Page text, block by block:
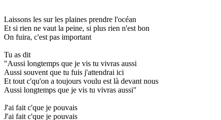
Laissons les sur les plaines prendre l'océan
Et si rien ne vaut la peine, si plus rien n'est bon
On fuira, c'est pas important
Tu as dit
"Aussi longtemps que je vis tu vivras aussi
Aussi souvent que tu fuis j'attendrai ici
Et tout c'qu'on a toujours voulu est là devant nous
Aussi longtemps que je vis tu vivras aussi"
J'ai fait c'que je pouvais
J'ai fait c'que je pouvais